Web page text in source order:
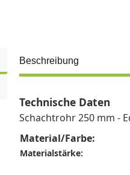
Beschreibung
Technische Daten
Schachtrohr 250 mm -
Material/Farbe:
Materialstärke: